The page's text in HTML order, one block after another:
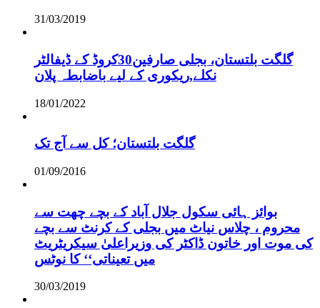
31/03/2019
گلگت بلتستان، بجلی صارفین30کروڈ کے ڈیفالٹر
نکلے,ریکوری کے لیے باضابطہ پلان
18/01/2022
گلگت بلتستان؛ کل سے آج تک
01/09/2016
بوائز ہائی سکول جلال آباد کے بچے چھت سے
محروم ، چلاس نیاٹ میں بجلی کے کرنٹ سے بچے
کی موت اور خاتون ڈاکٹر کی وزیراعلیٰ سیکریٹریٹ
میں تعیناتی‘‘ کا نوٹس
30/03/2019